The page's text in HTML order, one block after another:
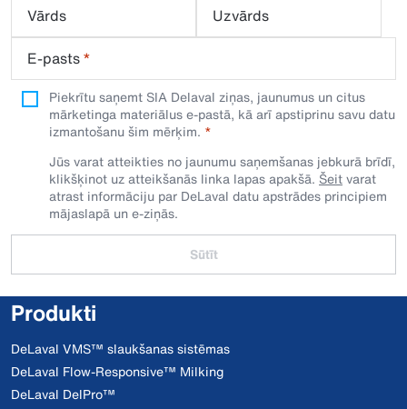
Vārds
Uzvārds
E-pasts*
Piekrītu saņemt SIA Delaval ziņas, jaunumus un citus
mārketinga materiālus e-pastā, kā arī apstiprinu savu datu
izmantošanu šim mērķim.
Jūs varat atteikties no jaunumu saņemšanas jebkurā brīdī,
klikšķinot uz atteikšanās linka lapas apakšā. Šeitvarat
atrast informāciju par DeLaval datu apstrādes principiem
mājaslapā un e-ziņās.
Sūtīt
Produkti
DeLaval VMS™ slaukšanas sistēmas
DeLaval Flow-Responsive™ Milking
DeLaval DelPro™